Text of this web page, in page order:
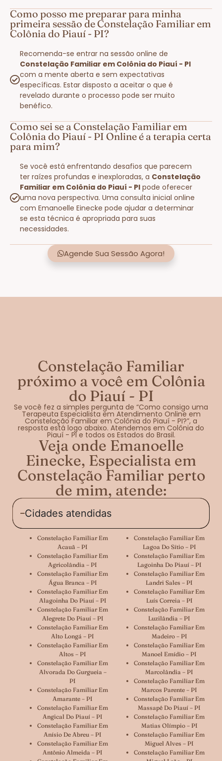
Como posso me preparar para minha
primeira sessão de Constelação Familiar em
Colônia do Piauí - PI?
Recomenda-se entrar na sessão online de
Constelação Familiar em Colônia do Piauí - PI
com a mente aberta e sem expectativas
específicas. Estar disposto a aceitar o que é
revelado durante o processo pode ser muito
benéfico.
Como sei se a Constelação Familiar em
Colônia do Piauí - PI Online é a terapia certa
para mim?
Se você está enfrentando desafios que parecem
ter raízes profundas e inexploradas, a Constelação
Familiar em Colônia do Piauí - PI pode oferecer
uma nova perspectiva. Uma consulta inicial online
com Emanoelle Einecke pode ajudar a determinar
se esta técnica é apropriada para suas
necessidades.
Agende Sua Sessão Agora!
Constelação Familiar
próximo a você em Colônia
do Piauí - PI
Se você fez a simples pergunta de “Como consigo uma
Terapeuta Especialista em Atendimento Online em
Constelação Familiar em Colônia do Piauí - PI?”, a
resposta está logo abaixo. Atendemos em Colônia do
Piauí - PI e todos os Estados do Brasil.
Veja onde Emanoelle
Einecke, Especialista em
Constelação Familiar perto
de mim, atende:
Cidades atendidas
Constelação Familiar Em
Acauã – PI
Constelação Familiar Em
Agricolândia – PI
Constelação Familiar Em
Água Branca – PI
Constelação Familiar Em
Alagoinha Do Piauí – PI
Constelação Familiar Em
Alegrete Do Piauí – PI
Constelação Familiar Em
Alto Longá – PI
Constelação Familiar Em
Altos – PI
Constelação Familiar Em
Alvorada Do Gurgueia –
PI
Constelação Familiar Em
Amarante – PI
Constelação Familiar Em
Angical Do Piauí – PI
Constelação Familiar Em
Anísio De Abreu – PI
Constelação Familiar Em
Antônio Almeida – PI
Constelação Familiar Em
Lagoa Do Sítio – PI
Constelação Familiar Em
Lagoinha Do Piauí – PI
Constelação Familiar Em
Landri Sales – PI
Constelação Familiar Em
Luís Correia – PI
Constelação Familiar Em
Luzilândia – PI
Constelação Familiar Em
Madeiro – PI
Constelação Familiar Em
Manoel Emídio – PI
Constelação Familiar Em
Marcolândia – PI
Constelação Familiar Em
Marcos Parente – PI
Constelação Familiar Em
Massapê Do Piauí – PI
Constelação Familiar Em
Matias Olímpio – PI
Constelação Familiar Em
Miguel Alves – PI
Constelação Familiar Em